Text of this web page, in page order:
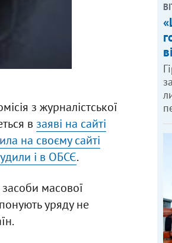
з журналістської
в заяві на сайті
на своєму сайті
і в ОБСЄ.
масової
уряду не